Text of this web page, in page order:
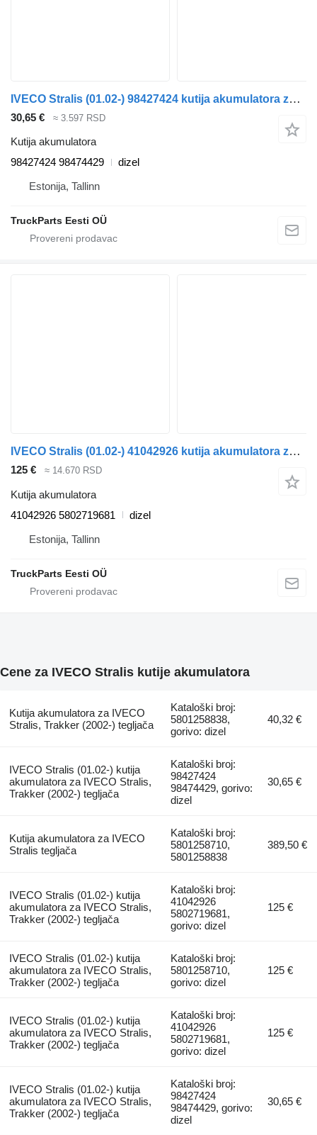
IVECO Stralis (01.02-) 98427424 kutija akumulatora za IVECO Stralis, Trakker (2002-) tegljača
30,65 € ≈ 3.597 RSD
Kutija akumulatora
98427424 98474429
dizel
Estonija, Tallinn
TruckParts Eesti OÜ
IVECO Stralis (01.02-) 41042926 kutija akumulatora za IVECO Stralis, Trakker (2002-) tegljača
125 € ≈ 14.670 RSD
Kutija akumulatora
41042926 5802719681
dizel
Estonija, Tallinn
TruckParts Eesti OÜ
Cene za IVECO Stralis kutije akumulatora
Kutija akumulatora za IVECO
Stralis, Trakker (2002-) tegljača
Kataloški broj:
5801258838,
gorivo: dizel
40,32 €
IVECO Stralis (01.02-) kutija
akumulatora za IVECO Stralis,
Trakker (2002-) tegljača
Kataloški broj:
98427424
98474429, gorivo:
dizel
30,65 €
Kutija akumulatora za IVECO
Stralis tegljača
Kataloški broj:
5801258710,
5801258838
389,50 €
IVECO Stralis (01.02-) kutija
akumulatora za IVECO Stralis,
Trakker (2002-) tegljača
Kataloški broj:
41042926
5802719681,
gorivo: dizel
125 €
IVECO Stralis (01.02-) kutija
akumulatora za IVECO Stralis,
Trakker (2002-) tegljača
Kataloški broj:
5801258710,
gorivo: dizel
125 €
IVECO Stralis (01.02-) kutija
akumulatora za IVECO Stralis,
Trakker (2002-) tegljača
Kataloški broj:
41042926
5802719681,
gorivo: dizel
125 €
IVECO Stralis (01.02-) kutija
akumulatora za IVECO Stralis,
Trakker (2002-) tegljača
Kataloški broj:
98427424
98474429, gorivo:
dizel
30,65 €